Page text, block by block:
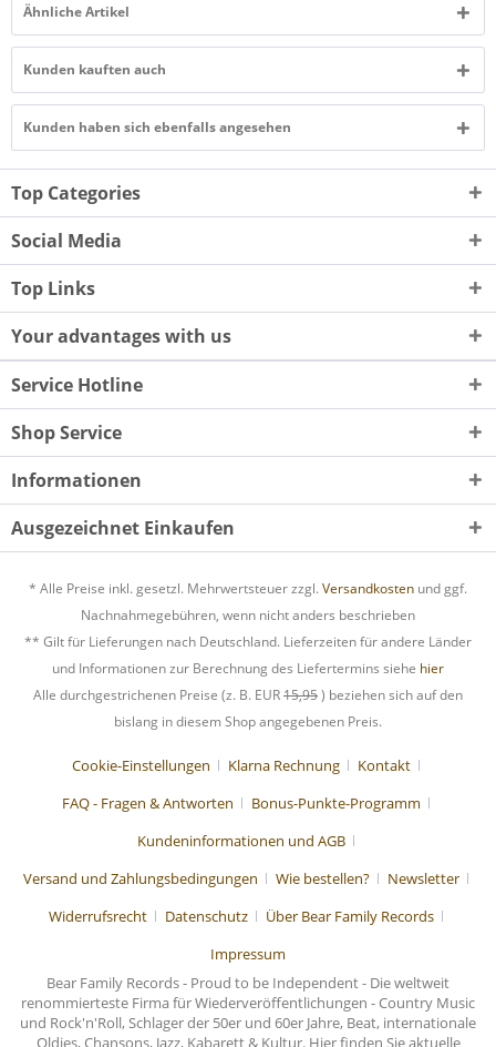
Ähnliche Artikel
Kunden kauften auch
Kunden haben sich ebenfalls angesehen
Top Categories
Social Media
Top Links
Your advantages with us
Service Hotline
Shop Service
Informationen
Ausgezeichnet Einkaufen
* Alle Preise inkl. gesetzl. Mehrwertsteuer zzgl. Versandkosten und ggf.
Nachnahmegebühren, wenn nicht anders beschrieben
** Gilt für Lieferungen nach Deutschland. Lieferzeiten für andere Länder
und Informationen zur Berechnung des Liefertermins siehe hier
Alle durchgestrichenen Preise (z. B. EUR15,95) beziehen sich auf den
bislang in diesem Shop angegebenen Preis.
Cookie-Einstellungen Klarna Rechnung
Kontakt
FAQ - Fragen & Antworten
Bonus-Punkte-Programm
Kundeninformationen und AGB
Versand und Zahlungsbedingungen
Wie bestellen?
Newsletter
Widerrufsrecht
Datenschutz
Über Bear Family Records
Impressum
Bear Family Records - Proud to be Independent - Die weltweit
renommierteste Firma für Wiederveröffentlichungen - Country Music
und Rock'n'Roll, Schlager der 50er und 60er Jahre, Beat, internationale
Oldies, Chansons, Jazz, Kabarett & Kultur. Hier finden Sie aktuelle